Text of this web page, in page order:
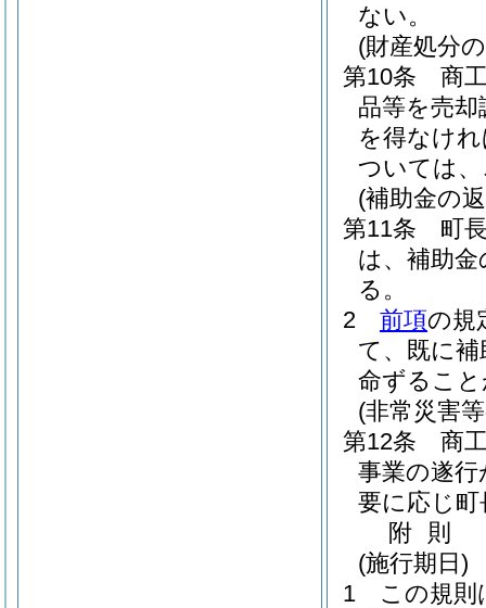
ない。
(財産処分
第10条
商
品等を売
を得なけ
ついては
(補助金の
第11条
町
は、補助
る。
2
前項の規
て、既に
命ずるこ
(非常災害
第12条
商
事業の遂
要に応じ
附 則
(施行期日)
1
この規則